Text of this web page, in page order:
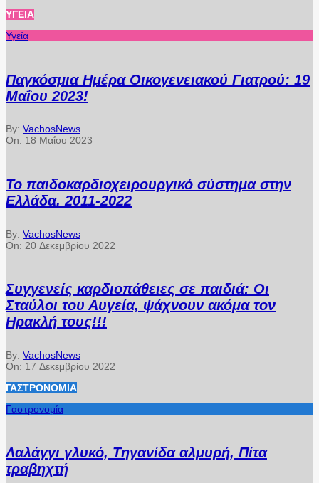
ΥΓΕΊΑ
Υγεία
Παγκόσμια Ημέρα Οικογενειακού Γιατρού: 19
Μαΐου 2023!
By: VachosNews
On: 18 Μαΐου 2023
Το παιδοκαρδιοχειρουργικό σύστημα στην
Ελλάδα. 2011-2022
By: VachosNews
On: 20 Δεκεμβρίου 2022
Συγγενείς καρδιοπάθειες σε παιδιά: Οι
Σταύλοι του Αυγεία, ψάχνουν ακόμα τον
Ηρακλή τους!!!
By: VachosNews
On: 17 Δεκεμβρίου 2022
ΓΑΣΤΡΟΝΟΜΊΑ
Γαστρονομία
Λαλάγγι γλυκό, Τηγανίδα αλμυρή, Πίτα
τραβηχτή